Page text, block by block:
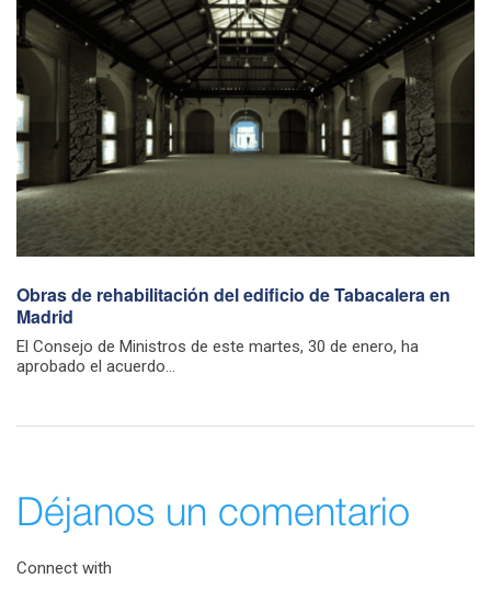
Obras de rehabilitación del edificio de Tabacalera en
Madrid
El Consejo de Ministros de este martes, 30 de enero, ha
aprobado el acuerdo...
Déjanos un comentario
Connect with